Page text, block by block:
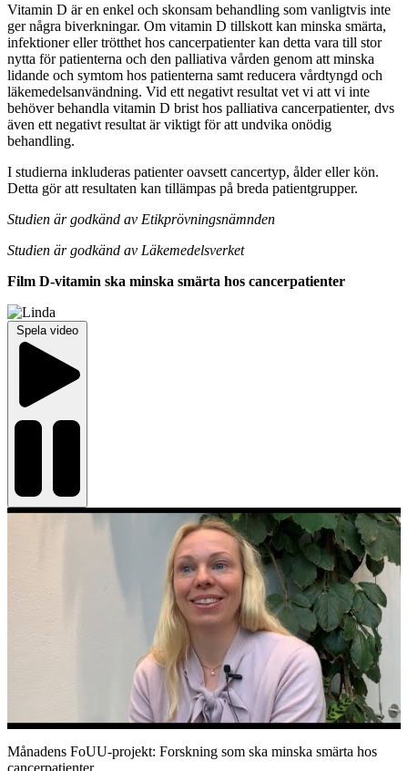
Vitamin D är en enkel och skonsam behandling som vanligtvis inte
ger några biverkningar. Om vitamin D tillskott kan minska smärta,
infektioner eller trötthet hos cancerpatienter kan detta vara till stor
nytta för patienterna och den palliativa vården genom att minska
lidande och symtom hos patienterna samt reducera vårdtyngd och
läkemedelsanvändning. Vid ett negativt resultat vet vi att vi inte
behöver behandla vitamin D brist hos palliativa cancerpatienter, dvs
även ett negativt resultat är viktigt för att undvika onödig
behandling.
I studierna inkluderas patienter oavsett cancertyp, ålder eller kön.
Detta gör att resultaten kan tillämpas på breda patientgrupper.
Studien är godkänd av Etikprövningsnämnden
Studien är godkänd av Läkemedelsverket
Film D-vitamin ska minska smärta hos cancerpatienter
Spela video
Månadens FoUU-projekt: Forskning som ska minska smärta hos
cancerpatienter